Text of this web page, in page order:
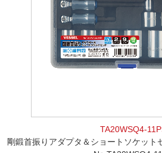
TA20WSQ4-
剛鍛首振りアダプタ＆ショートソケット